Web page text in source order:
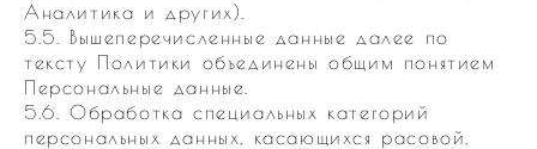
Аналитика и других).
5.5. Вышеперечисленные данные далее по
тексту Политики объединены общим понятием
Персональные данные.
5.6. Обработка специальных категорий
персональных данных, касающихся расовой,